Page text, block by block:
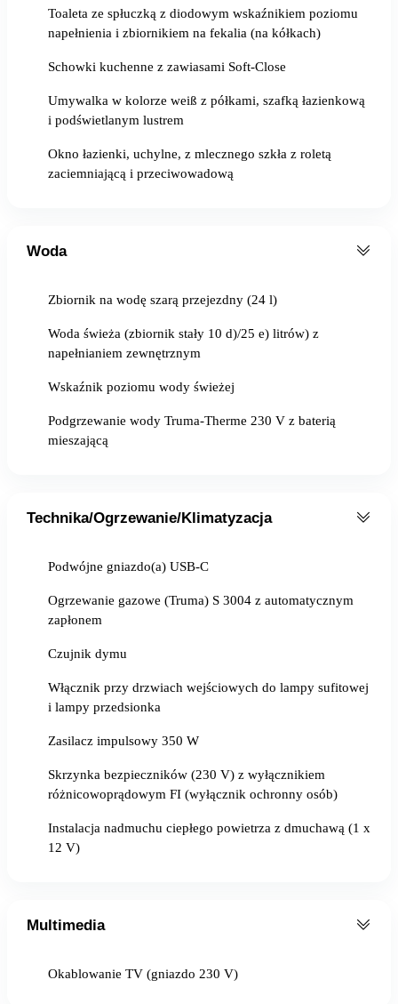
Toaleta ze spłuczką z diodowym wskaźnikiem poziomu
napełnienia i zbiornikiem na fekalia (na kółkach)
Schowki kuchenne z zawiasami Soft-Close
Umywalka w kolorze weiß z półkami, szafką łazienkową
i podświetlanym lustrem
Okno łazienki, uchylne, z mlecznego szkła z roletą
zaciemniającą i przeciwowadową
Woda
Zbiornik na wodę szarą przejezdny (24 l)
Woda świeża (zbiornik stały 10 d)/25 e) litrów) z
napełnianiem zewnętrznym
Wskaźnik poziomu wody świeżej
Podgrzewanie wody Truma-Therme 230 V z baterią
mieszającą
Technika/Ogrzewanie/Klimatyzacja
Podwójne gniazdo(a) USB-C
Ogrzewanie gazowe (Truma) S 3004 z automatycznym
zapłonem
Czujnik dymu
Włącznik przy drzwiach wejściowych do lampy sufitowej
i lampy przedsionka
Zasilacz impulsowy 350 W
Skrzynka bezpieczników (230 V) z wyłącznikiem
różnicowoprądowym FI (wyłącznik ochronny osób)
Instalacja nadmuchu ciepłego powietrza z dmuchawą (1 x
12 V)
Multimedia
Okablowanie TV (gniazdo 230 V)